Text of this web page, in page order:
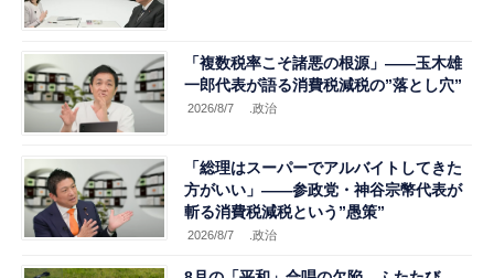
「複数税率こそ諸悪の根源」――玉木雄
一郎代表が語る消費税減税の”落とし穴”
2026/8/7 .政治
「総理はスーパーでアルバイトしてきた
方がいい」――参政党・神谷宗幣代表が
斬る消費税減税という”愚策”
2026/8/7 .政治